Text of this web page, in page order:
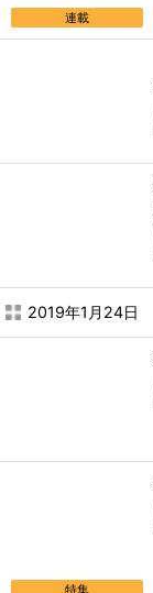
連載
2019年1月24日
特集